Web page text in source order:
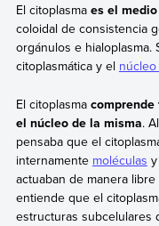
El citoplasma es el
coloidal de consistencia
orgánulos e hialoplasma.
citoplasmática y el
El citoplasmacomprende
el núcleo de la misma.
pensaba que el
internamente moléculas
actuaban de manera
entiende que el
estructuras subcelulares